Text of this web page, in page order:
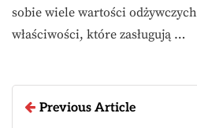
sobie wiele wartości
właściwości, które zasługują …
Previous Article